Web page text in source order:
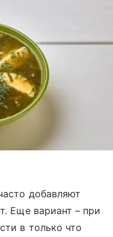
добавляют
Еще вариант – при
в только что